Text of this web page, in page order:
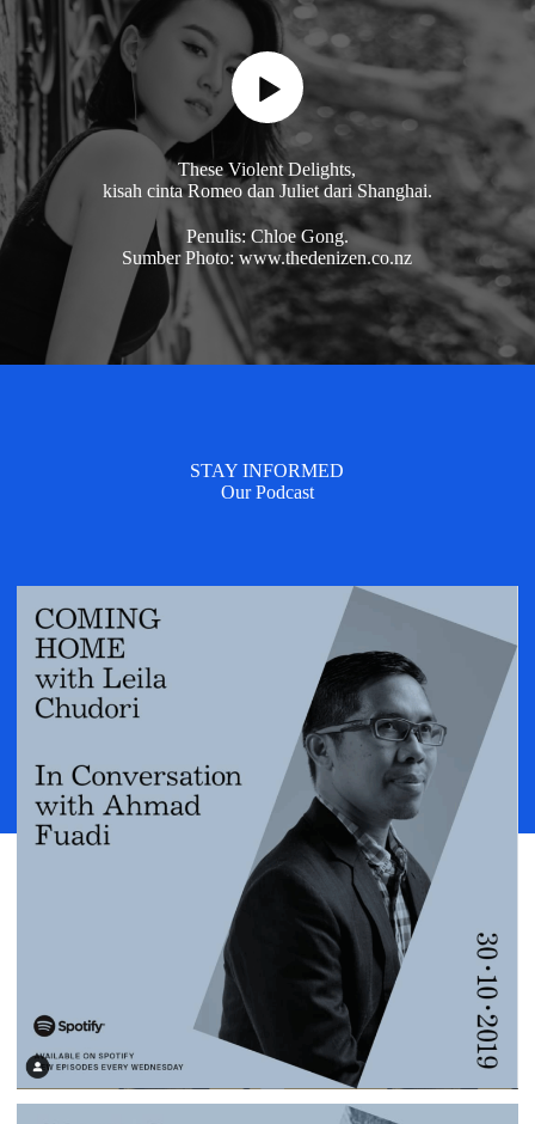
These Violent Delights,
kisah cinta Romeo dan Juliet dari Shanghai.
Penulis: Chloe Gong.
Sumber Photo: www.thedenizen.co.nz
STAY INFORMED
Our Podcast